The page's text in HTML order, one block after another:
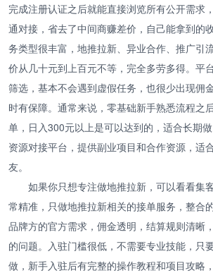
完成注册认证之后就能直接浏览所有公开需求
通对接，省去了中间商赚差价，自己能拿到的
务类型很丰富，地推拉新、异业合作、推广引
价从几十元到上百元不等，完全多劳多得。平
筛选，基本不会遇到虚假任务，也很少出现佣
时有保障。通常来说，零基础新手熟悉流程之
单，日入300元以上是可以达到的，适合长期
资源对接平台，提供副业项目和合作资源，适
友。
如果你只想专注做地推拉新，可以看看集
常精准，只做地推拉新相关的接单服务，整合
品牌方的官方需求，佣金透明，结算规则清晰
的问题。入驻门槛很低，不需要专业技能，只
做，新手入驻后有完整的操作教程和项目攻略